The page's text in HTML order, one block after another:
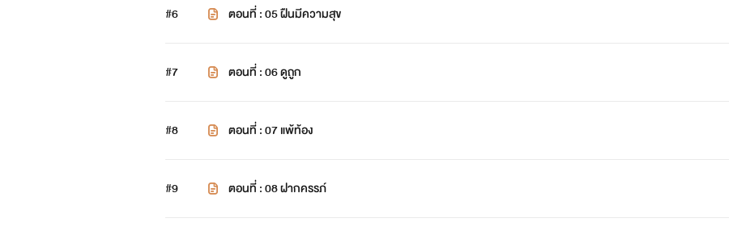
#6 ตอนที่ : 05 ฝืนมีความสุข
#7 ตอนที่ : 06 ดูถูก
#8 ตอนที่ : 07 แพ้ท้อง
#9 ตอนที่ : 08 ฝากครรภ์